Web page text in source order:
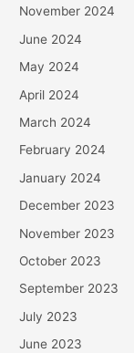
November 2024
June 2024
May 2024
April 2024
March 2024
February 2024
January 2024
December 2023
November 2023
October 2023
September 2023
July 2023
June 2023